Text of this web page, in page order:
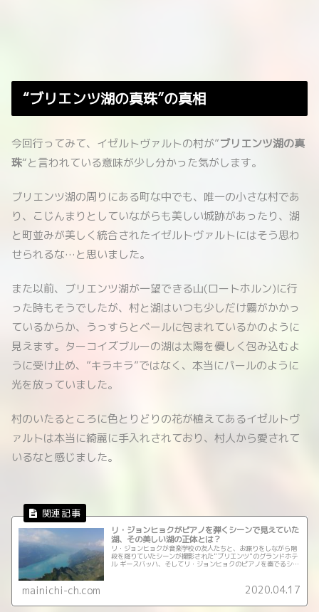
“ブリエンツ湖の真珠”の真相
今回行ってみて、イゼルトヴァルトの村が”ブリエンツ湖の真
珠“と言われている意味が少し分かった気がします。
ブリエンツ湖の周りにある町な中でも、唯一の小さな村であ
り、こじんまりとしていながらも美しい城跡があったり、湖
と町並みが美しく統合されたイゼルトヴァルトにはそう思わ
せられるな…と思いました。
また以前、ブリエンツ湖が一望できる山(ロートホルン)に行
った時もそうでしたが、村と湖はいつも少しだけ霧がかかっ
ているからか、うっすらとベールに包まれているかのように
見えます。ターコイズブルーの湖は太陽を優しく包み込むよ
うに受け止め、”キラキラ”ではなく、本当にパールのように
光を放っていました。
村のいたるところに色とりどりの花が植えてあるイゼルトヴ
ァルトは本当に綺麗に手入れされており、村人から愛されて
いるなと感じました。
リ・ジョンヒョクがピアノを弾くシーンで見えていた
湖、その美しい湖の正体とは？
リ・ジョンヒョクが音楽学校の友人たちと、お喋りをしながら階
段を降りていたシーンが撮影された"ブリエンツ"のグランドホテ
ル ギースバッハ、そしてリ・ジョンヒョクのピアノを奏でるシー
mainichi-ch.com 2020.04.17